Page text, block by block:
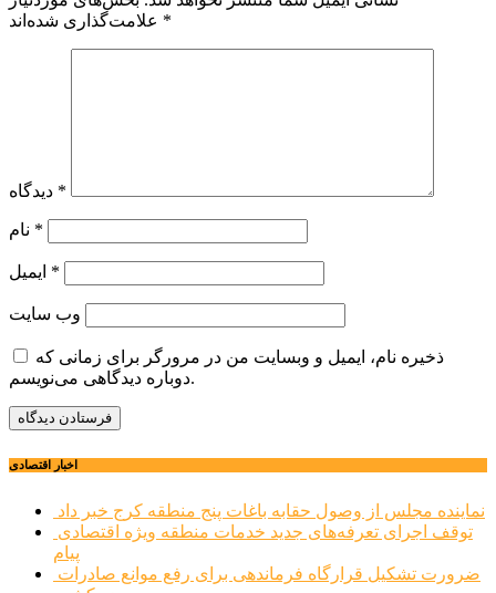
*
*
*
*
وب‌ سایت
ذخیره نام، ایمیل و وبسایت من در مرورگر برای زمانی که
دوباره دیدگاهی می‌نویسم.
اخبار اقتصادی
نماینده مجلس از وصول حقابه باغات پنج منطقه کرج خبر داد
پیام